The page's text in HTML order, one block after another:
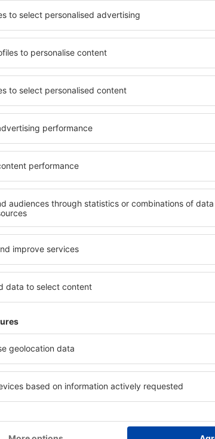
Unterkünfte für jede
und komfortabel
und
wo sie während einer
Die Unterkünfte
in der Nähe des
oder Regionen
Unterkunft in Louisiana
weiteren Vorhaben.
Louisiana gibt die
des Ziels nach der
Hotel, einer Wohnung
zu müssen.
von Louisiana und
verlaufen.
Die Unterkünfte
Angebot von
Senioren und
Hotels und
bieten und sich
Verkehrsmitteln,
sind die Garantie
Wenn Sie an
ein breites
alles, was Sie
benötigen. Die
mit
sowie für
in Louisiana
der Suchmaschine
In- und Check-
der Anzahl der
Unterkünfte in
Unterkunft wird durch
der Sterne, die
Zentrum und die
Dadurch
Unterkunft in Louisiana
je nach Bedarf eine
Flug buchen.
Welche
Die
der Art des
Gäste nutzen
Kaffeezubehör,
Unterkünften
Parkplätze an
Restaurant
auswählen. Sie
buchen, die den